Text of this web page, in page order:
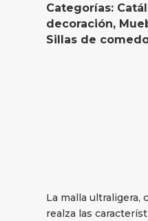
Categorías:
decoración,
Sillas de
La malla ultraligera,
realza las